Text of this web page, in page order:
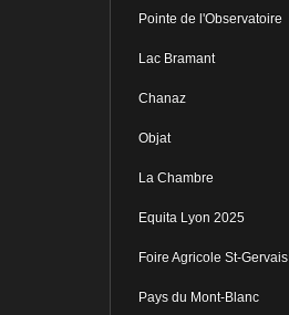
Pointe de l'Observatoire
Lac Bramant
Chanaz
Objat
La Chambre
Equita Lyon 2025
Foire Agricole St-Gervais
Pays du Mont-Blanc